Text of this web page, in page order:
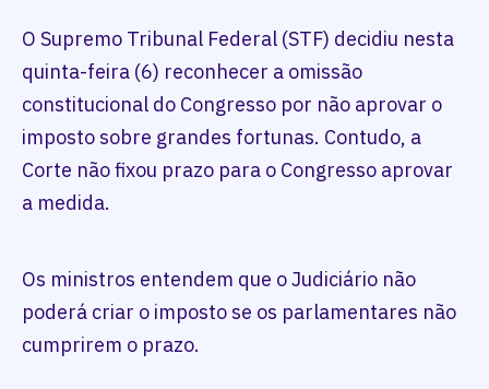
O Supremo Tribunal Federal (STF) decidiu nesta
quinta-feira (6) reconhecer a omissão
constitucional do Congresso por não aprovar o
imposto sobre grandes fortunas. Contudo, a
Corte não fixou prazo para o Congresso aprovar
a medida.
Os ministros entendem que o Judiciário não
poderá criar o imposto se os parlamentares não
cumprirem o prazo.